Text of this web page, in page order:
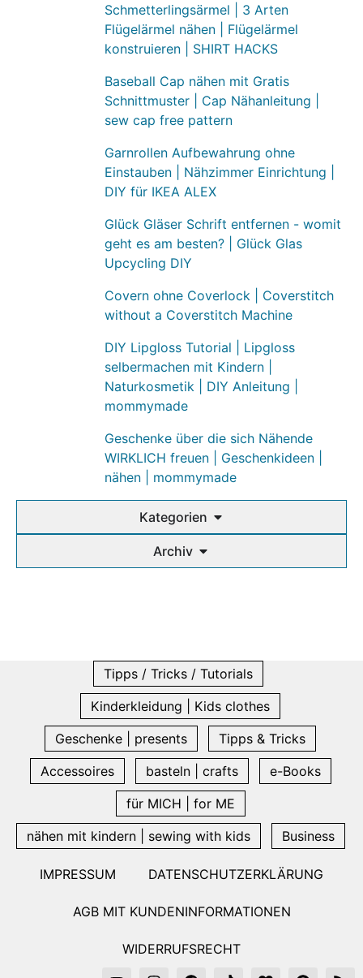
Schmetterlingsärmel | 3 Arten
Flügelärmel nähen | Flügelärmel
konstruieren | SHIRT HACKS
Baseball Cap nähen mit Gratis
Schnittmuster | Cap Nähanleitung |
sew cap free pattern
Garnrollen Aufbewahrung ohne
Einstauben | Nähzimmer Einrichtung |
DIY für IKEA ALEX
Glück Gläser Schrift entfernen - womit
geht es am besten? | Glück Glas
Upcycling DIY
Covern ohne Coverlock | Coverstitch
without a Coverstitch Machine
DIY Lipgloss Tutorial | Lipgloss
selbermachen mit Kindern |
Naturkosmetik | DIY Anleitung |
mommymade
Geschenke über die sich Nähende
WIRKLICH freuen | Geschenkideen |
nähen | mommymade
Kategorien
Archiv
Tipps / Tricks / Tutorials
Kinderkleidung | Kids clothes
Geschenke | presents
Tipps & Tricks
Accessoires
basteln | crafts
e-Books
für MICH | for ME
nähen mit kindern | sewing with kids
Business
IMPRESSUM DATENSCHUTZERKLÄRUNG
AGB MIT KUNDENINFORMATIONEN
WIDERRUFSRECHT